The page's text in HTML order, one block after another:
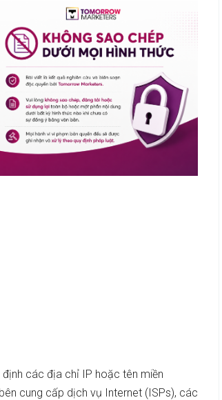
các địa chỉ IP hoặc tên miền
cung cấp dịch vụ Internet (ISPs), các